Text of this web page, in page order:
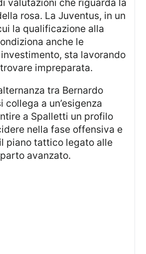
valutazioni che riguarda la
rosa. La Juventus, in un
la qualificazione alla
anche le
sta lavorando
impreparata.
collega a un’esigenza
a Spalletti un profilo
nella fase offensiva e
piano tattico legato alle
avanzato.